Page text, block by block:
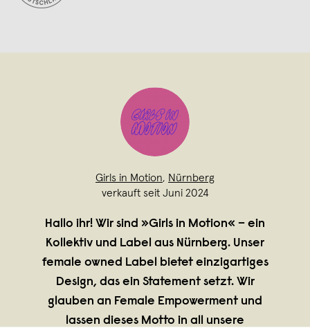
Girls in Motion, Nürnberg
verkauft seit Juni 2024
Hallo ihr! Wir sind »Girls in Motion« – ein
Kollektiv und Label aus Nürnberg. Unser
female owned Label bietet einzigartiges
Design, das ein Statement setzt. Wir
glauben an Female Empowerment und
lassen dieses Motto in all unsere